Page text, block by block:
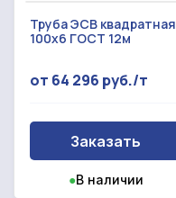
Труба ЭСВ квадратная
100х6 ГОСТ 12м
от 64 296 руб./т
Заказать
●В наличии